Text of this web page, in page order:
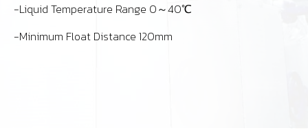
-Liquid Temperature Range 0～40℃
-Minimum Float Distance 120mm